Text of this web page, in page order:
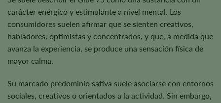
carácter enérgico y estimulante a nivel mental. Los
consumidores suelen afirmar que se sienten creativos,
habladores, optimistas y concentrados, y que, a medida que
avanza la experiencia, se produce una sensación física de
mayor calma.
Su marcado predominio sativa suele asociarse con entornos
sociales, creativos o orientados a la actividad. Sin embargo,